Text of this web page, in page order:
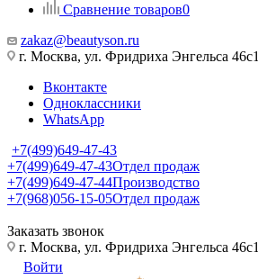
Сравнение товаров0
zakaz@beautyson.ru
г. Москва, ул. Фридриха Энгельса 46с1
Вконтакте
Одноклассники
WhatsApp
+7(499)649-47-43
+7(499)649-47-43Отдел продаж
+7(499)649-47-44Производство
+7(968)056-15-05Отдел продаж
Заказать звонок
г. Москва, ул. Фридриха Энгельса 46с1
Войти